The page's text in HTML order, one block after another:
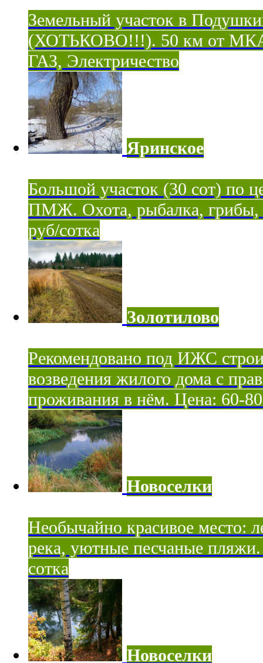
Земельный участок в
(ХОТЬКОВО!!!). 50 км от
ГАЗ, Электричество
Яринское
Большой участок (30 сот) по
ПМЖ. Охота, рыбалка, грибы,
руб/сотка
Золотилово
Рекомендовано под ИЖС
возведения жилого дома с
проживания в нём. Цена: 60-80
Новоселки
Необычайно красивое место:
река, уютные песчаные
сотка
Новоселки